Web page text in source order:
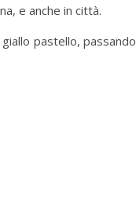
e anche in città.
pastello, passando